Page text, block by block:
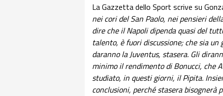
La Gazzetta dello Sport scrive su
nei cori del San Paolo, nei pensieri
dire che il Napoli dipenda quasi del
talento, è fuori discussione; che sia
daranno la Juventus, stasera. Gli
minimo il rendimento di Bonucci, che
studiato, in questi giorni, il Pipita.
conclusioni, perché stasera bisognerà